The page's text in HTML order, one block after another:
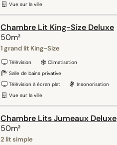
Vue sur la ville
Chambre Lit King-Size Deluxe
50m²
1 grand lit King-Size
Télévision
Climatisation
Salle de bains privative
Télévision à écran plat
Insonorisation
Vue sur la ville
Chambre Lits Jumeaux Deluxe
50m²
2 lit simple